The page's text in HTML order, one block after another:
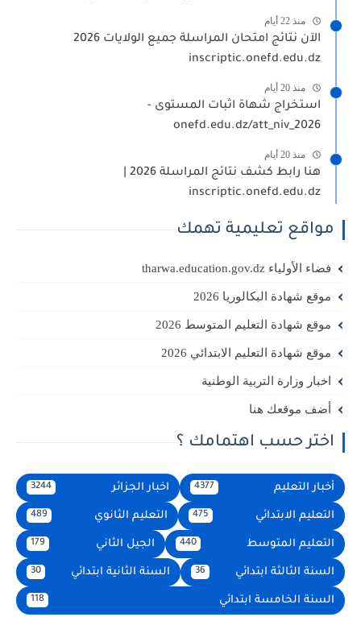
منذ 22 أيام
الآن نتائج امتحان المراسلة جميع الولايات 2026
inscriptic.onefd.edu.dz
منذ 20 أيام
استخراج شهاة اثبات المستوى -
onefd.edu.dz/att_niv_2026
منذ 20 أيام
هنا رابط كشف نتائج المراسلة 2026 |
inscriptic.onefd.edu.dz
مواقع تعليمية تهمك
فضاء الأولياء tharwa.education.gov.dz
موقع شهادة البكالوريا 2026
موقع شهادة التعليم المتوسط 2026
موقع شهادة التعليم الابتدائي 2026
اخبار وزارة التربية الوطنية
أضف موقعك هنا
اختر حسب اهتمامك ؟
أخبار التعليم 4377 اخبار الجزائر 3244
التعليم الابتدائي 475 التعليم الثانوي 489
التعليم المتوسط 440 الجيل الثاني
السنة الثالثة ابتدائي السنة الثانية ابتدائي
السنة الخامسة ابتدائي